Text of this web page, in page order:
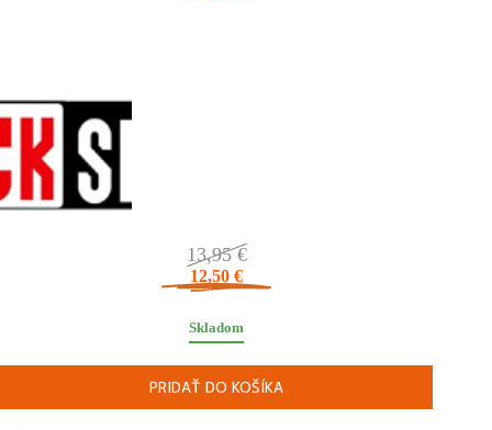
13,95€
12,50€
Skladom
PRIDAŤ DO KOŠÍKA